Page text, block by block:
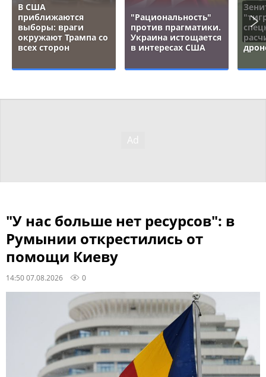
В США
приближаются
выборы: враги
окружают Трампа со
всех сторон
"Рациональность"
против прагматики.
Украина истощается
в интересах США
"У нас больше нет ресурсов": в
Румынии открестились от
помощи Киеву
14:50 07.08.2026 0